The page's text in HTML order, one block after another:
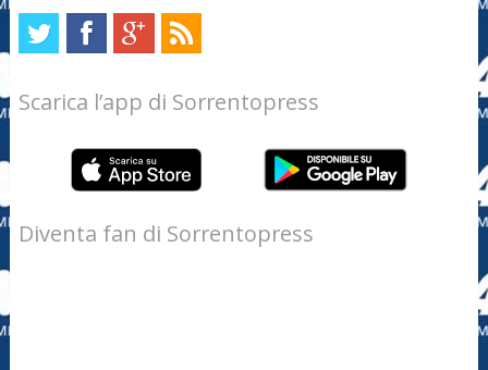
Scarica l’app di Sorrentopress
Diventa fan di Sorrentopress